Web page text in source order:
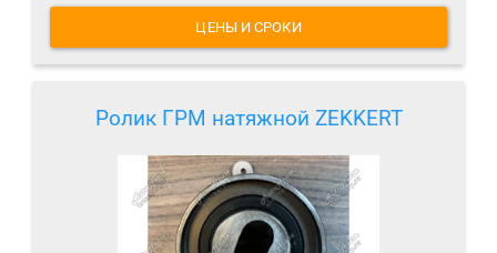
ЦЕНЫ И СРОКИ
Ролик ГРМ натяжной ZEKKERT